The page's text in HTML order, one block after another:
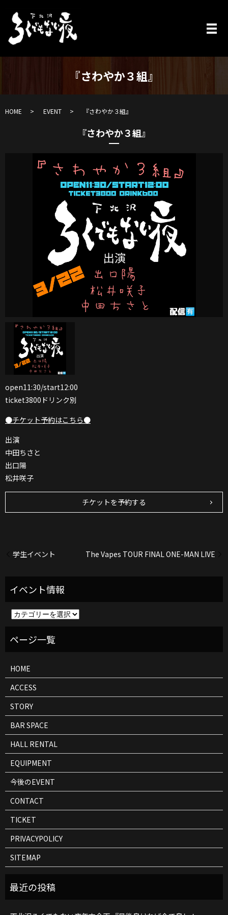
『さわやか３組』
HOME EVENT 『さわやか３組』
『さわやか３組』
open11:30/start12:00
ticket3800ドリンク別
●チケット予約はこちら●
出演
中田ちさと
出口陽
松井咲子
チケットを予約する
学生イベント The Vapes TOUR FINAL ONE-MAN LIVE
ト
HOME
ACCESS
STORY
BAR SPACE
HALL RENTAL
EQUIPMENT
今後のEVENT
CONTACT
TICKET
PRIVACYPOLICY
SITEMAP